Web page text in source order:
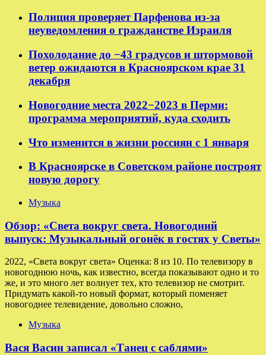
Полиция проверяет Парфенова из-за
неуведомления о гражданстве Израиля
Похолодание до −43 градусов и штормовой
ветер ожидаются в Красноярском крае 31
декабря
Новогодние места 2022−2023 в Перми:
программа мероприятий, куда сходить
Что изменится в жизни россиян с 1 января
В Красноярске в Советском районе построят
новую дорогу
Музыка
Обзор: «Света вокруг света. Новогодний
выпуск: Музыкальный огонёк в гостях у Светы»
2022, «Света вокруг света» Оценка: 8 из 10. По телевизору в
новогоднюю ночь, как известно, всегда показывают одно и то
же, и это много лет волнует тех, кто телевизор не смотрит.
Придумать какой-то новый формат, который поменяет
новогоднее телевидение, довольно сложно,
Музыка
Вася Васин записал «Танец с саблями»